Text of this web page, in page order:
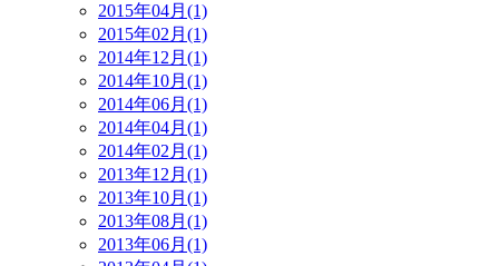
2015年04月(1)
2015年02月(1)
2014年12月(1)
2014年10月(1)
2014年06月(1)
2014年04月(1)
2014年02月(1)
2013年12月(1)
2013年10月(1)
2013年08月(1)
2013年06月(1)